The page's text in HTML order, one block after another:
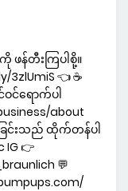
ကို ဖန်တီးကြပါစို့။
👈 ☕
ဝင်ရောက်ပါ
about
ခြင်းသည် ထိုက်တန်ပါ
IG 👉
💬